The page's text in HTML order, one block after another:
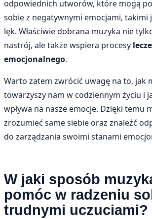
odpowiednich utworów, które mogą
sobie z negatywnymi emocjami, takimi
lęk. Właściwie dobrana muzyka nie
nastrój, ale także wspiera procesy
emocjonalnego.
Warto zatem zwrócić uwagę na to, jak
towarzyszy nam w codziennym życiu i
wpływa na nasze emocje. Dzięki temu
zrozumieć same siebie oraz znaleźć
do zarządzania swoimi stanami
W jaki sposób
pomóc w radzeniu
trudnymi uczuciami?